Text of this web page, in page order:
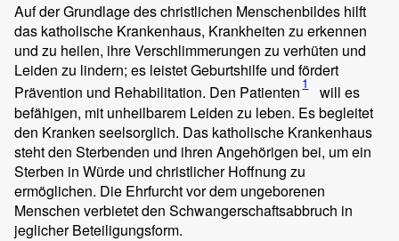
Auf der Grundlage des christlichen Menschenbildes hilft
das katholische Krankenhaus, Krankheiten zu erkennen
und zu heilen, ihre Verschlimmerungen zu verhüten und
Leiden zu lindern; es leistet Geburtshilfe und fördert
Prävention und Rehabilitation. Den Patienten 1
will es
befähigen, mit unheilbarem Leiden zu leben. Es begleitet
den Kranken seelsorglich. Das katholische Krankenhaus
steht den Sterbenden und ihren Angehörigen bei, um ein
Sterben in Würde und christlicher Hoffnung zu
ermöglichen. Die Ehrfurcht vor dem ungeborenen
Menschen verbietet den Schwangerschaftsabbruch in
jeglicher Beteiligungsform.